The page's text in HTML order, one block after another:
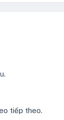
tiếp theo.